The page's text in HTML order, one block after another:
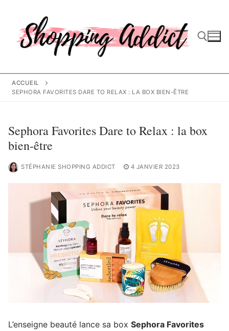
contenu
ACCUEIL
SEPHORA FAVORITES DARE TO RELAX : LA BOX BIEN-ÊTRE
Sephora Favorites Dare to Relax : la box
bien-être
STÉPHANIE SHOPPING ADDICT 4 JANVIER 2023
L’enseigne beauté lance sa box Sephora Favorites